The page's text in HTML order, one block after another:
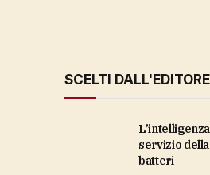
SCELTI DALL'EDITORE
L’intelligenza artificiale al
servizio
batteri